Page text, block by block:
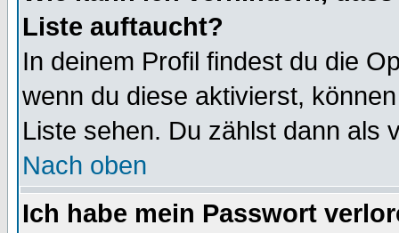
Liste auftaucht?
In deinem Profil findest du die
wenn du diese aktivierst,
Liste sehen. Du zählst dann als
Nach oben
Ich habe mein Passwort